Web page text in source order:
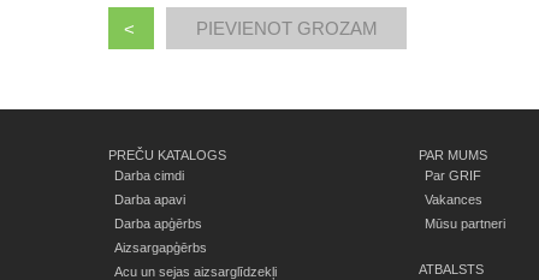
<
PREČU KATALOGS
Darba cimdi
Darba apavi
Darba apģērbs
Aizsargapģērbs
Acu un sejas aizsarglīdzekļi
PAR MUMS
Par GRIF
Vakances
Mūsu partneri
ATBALSTS